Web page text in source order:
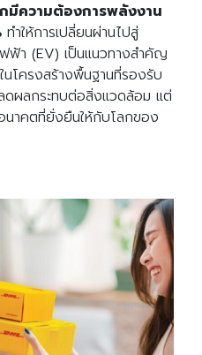
มีความต้องการพลังงาน
ทำให้การเปลี่ยนผ่านไปสู่
ฟ้า (EV) เป็นแนวทางสำคัญ
โครงสร้างพื้นฐานที่รองรับ
ผลกระทบต่อสิ่งแวดล้อม แต่
นาคตที่ยั่งยืนให้กับโลกของ